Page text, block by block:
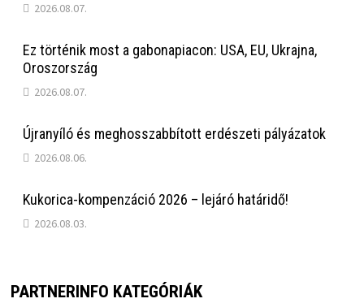
2026.08.07.
Ez történik most a gabonapiacon: USA, EU, Ukrajna,
Oroszország
2026.08.07.
Újranyíló és meghosszabbított erdészeti pályázatok
2026.08.06.
Kukorica-kompenzáció 2026 – lejáró határidő!
2026.08.03.
PARTNERINFO KATEGÓRIÁK